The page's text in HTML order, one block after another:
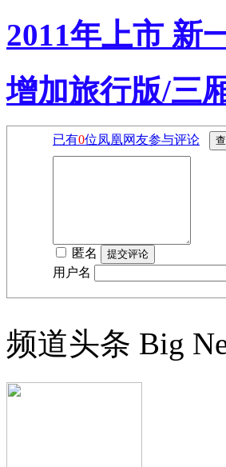
2011年上市 新
增加旅行版/三
已有0位凤凰网友参与评论
匿名
用户名
频道头条 Big